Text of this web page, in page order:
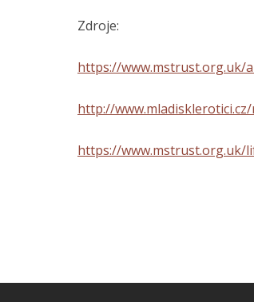
Zdroje:
https://www.mstrust.org.uk/
http://
https://www.mstrust.org.uk/